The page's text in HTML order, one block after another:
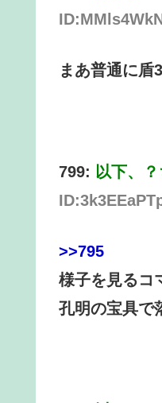
まあ普通に盾
799: 以下、
>>795
様子を見るコ
孔明の宝具で